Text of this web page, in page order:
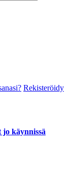
Rekisteröidy
käynnissä